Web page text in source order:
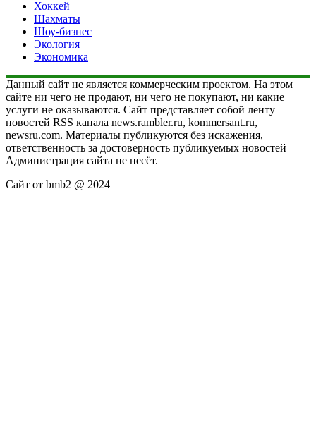
Хоккей
Шахматы
Шоу-бизнес
Экология
Экономика
Данный сайт не является коммерческим проектом. На этом
сайте ни чего не продают, ни чего не покупают, ни какие
услуги не оказываются. Сайт представляет собой ленту
новостей RSS канала news.rambler.ru, kommersant.ru,
newsru.com. Материалы публикуются без искажения,
ответственность за достоверность публикуемых новостей
Администрация сайта не несёт.
Сайт от bmb2 @ 2024